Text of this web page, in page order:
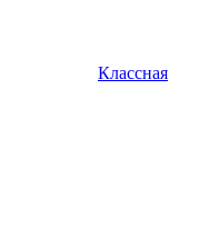
Классная